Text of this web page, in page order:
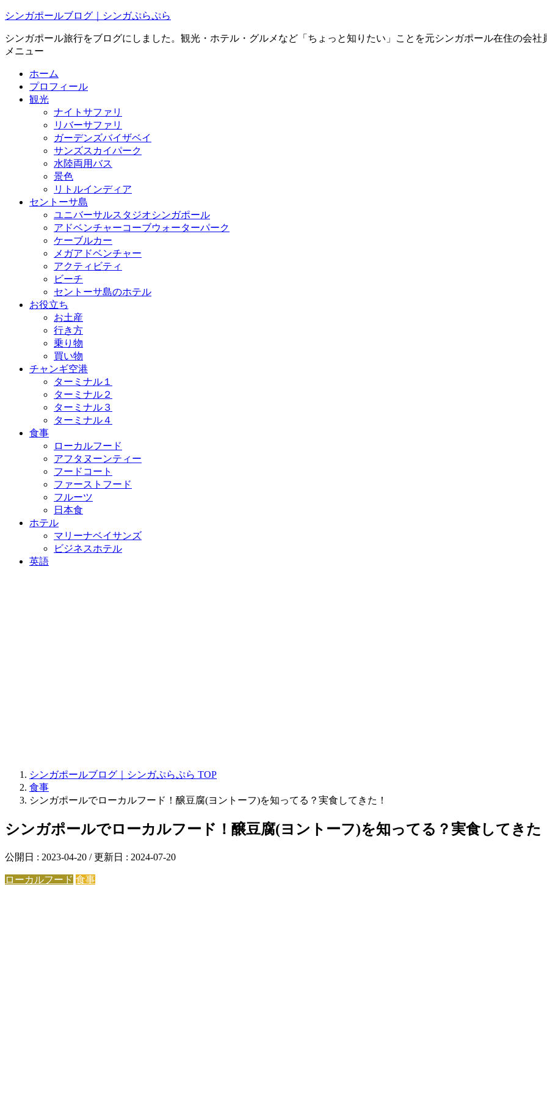
シンガポールブログ｜シンガぷらぷら
シンガポール旅行をブログにしました。観光・ホテル・グルメなど「ちょっと知りたい」ことを元シンガポール在住の会
メニュー
ホーム
プロフィール
観光
ナイトサファリ
リバーサファリ
ガーデンズバイザベイ
サンズスカイパーク
水陸両用バス
景色
リトルインディア
セントーサ島
ユニバーサルスタジオシンガポール
アドベンチャーコーブウォーターパーク
ケーブルカー
メガアドベンチャー
アクティビティ
ビーチ
セントーサ島のホテル
お役立ち
お土産
行き方
乗り物
買い物
チャンギ空港
ターミナル１
ターミナル２
ターミナル３
ターミナル４
食事
ローカルフード
アフタヌーンティー
フードコート
ファーストフード
フルーツ
日本食
ホテル
マリーナベイサンズ
ビジネスホテル
英語
シンガポールブログ｜シンガぷらぷら TOP
食事
シンガポールでローカルフード！醸豆腐(ヨントーフ)を知ってる？実食してきた！
シンガポールでローカルフード！醸豆腐(ヨントーフ)を知ってる？実食してきた
公開日 : 2023-04-20 / 更新日 : 2024-07-20
ローカルフード 食事